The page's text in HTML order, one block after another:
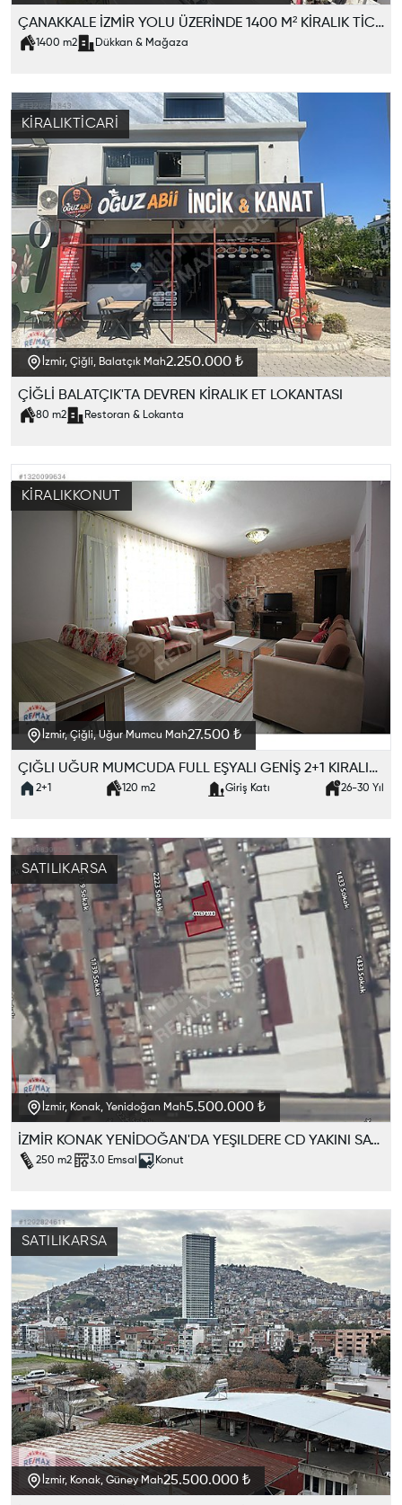
ÇANAKKALE İZMİR YOLU ÜZERİNDE 1400 M² KİRALIK TİCARİ KAT
1400 m2 Dükkan & Mağaza
İzmir, Çiğli, Balatçık Mah2.250.000 ₺
ÇİĞLİ BALATÇIK'TA DEVREN KİRALIK ET LOKANTASI
80 m2 Restoran & Lokanta
KIRALIKTICARI
İzmir, Çiğli, Uğur Mumcu Mah27.500 ₺
ÇIĞLI UĞUR MUMCUDA FULL EŞYALI GENİŞ 2+1 KIRALIK DAIRE
2+1 120 m2 Giriş Katı 26-30 Yıl
KIRALIKKONUT
İzmir, Konak, Yenidoğan Mah5.500.000 ₺
İZMİR KONAK YENİDOĞAN'DA YEŞILDERE CD YAKINI SATILIK ARSA
250 m2 3.0 Emsal Konut
SATILIKARSA
İzmir, Konak, Güney Mah25.500.000 ₺
SATILIKARSA